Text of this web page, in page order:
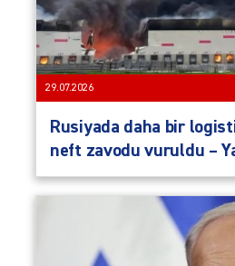
29.07.2026
Rusiyada daha bir
neft zavodu vuruldu –